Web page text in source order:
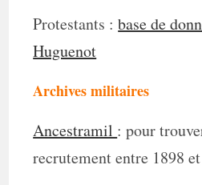
Protestants :base de
Huguenot
Archives militaires
Ancestramil : pour
recrutement entre 1898